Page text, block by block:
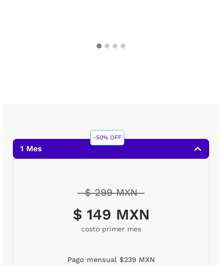
-50% OFF
1 Mes
$ 299 MXN
$ 149 MXN
costo primer mes
Pago mensual $239 MXN